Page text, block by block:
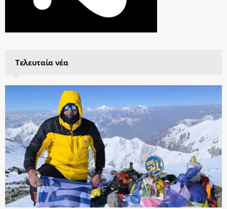
Τελευταία νέα